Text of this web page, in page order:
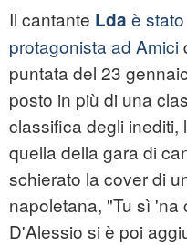
Il cantante Lda è
protagonista ad Amici
puntata del 23
posto in più di una
classifica degli inediti,
quella della gara di
schierato la cover di
napoletana, "Tu sì
D'Alessio si è poi